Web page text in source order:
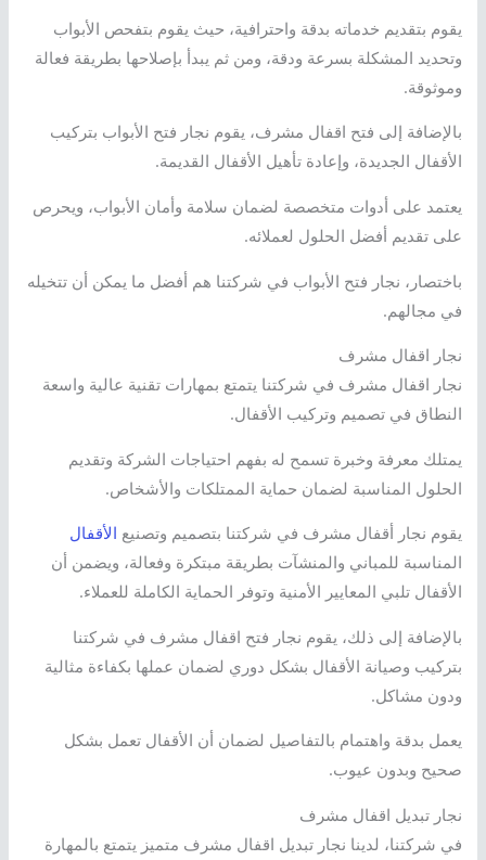
يقوم بتقديم خدماته بدقة واحترافية، حيث يقوم بتفحص الأبواب
وتحديد المشكلة بسرعة ودقة، ومن ثم يبدأ بإصلاحها بطريقة فعالة
وموثوقة.
بالإضافة إلى فتح اقفال مشرف، يقوم نجار فتح الأبواب بتركيب
الأقفال الجديدة، وإعادة تأهيل الأقفال القديمة.
يعتمد على أدوات متخصصة لضمان سلامة وأمان الأبواب، ويحرص
على تقديم أفضل الحلول لعملائه.
باختصار، نجار فتح الأبواب في شركتنا هم أفضل ما يمكن أن تتخيله
في مجالهم.
نجار اقفال مشرف
نجار اقفال مشرف في شركتنا يتمتع بمهارات تقنية عالية واسعة
النطاق في تصميم وتركيب الأقفال.
يمتلك معرفة وخبرة تسمح له بفهم احتياجات الشركة وتقديم
الحلول المناسبة لضمان حماية الممتلكات والأشخاص.
يقوم نجار أقفال مشرف في شركتنا بتصميم وتصنيع الأقفال
المناسبة للمباني والمنشآت بطريقة مبتكرة وفعالة، ويضمن أن
الأقفال تلبي المعايير الأمنية وتوفر الحماية الكاملة للعملاء.
بالإضافة إلى ذلك، يقوم نجار فتح اقفال مشرف في شركتنا
بتركيب وصيانة الأقفال بشكل دوري لضمان عملها بكفاءة مثالية
ودون مشاكل.
يعمل بدقة واهتمام بالتفاصيل لضمان أن الأقفال تعمل بشكل
صحيح وبدون عيوب.
نجار تبديل اقفال مشرف
في شركتنا، لدينا نجار تبديل اقفال مشرف متميز يتمتع بالمهارة